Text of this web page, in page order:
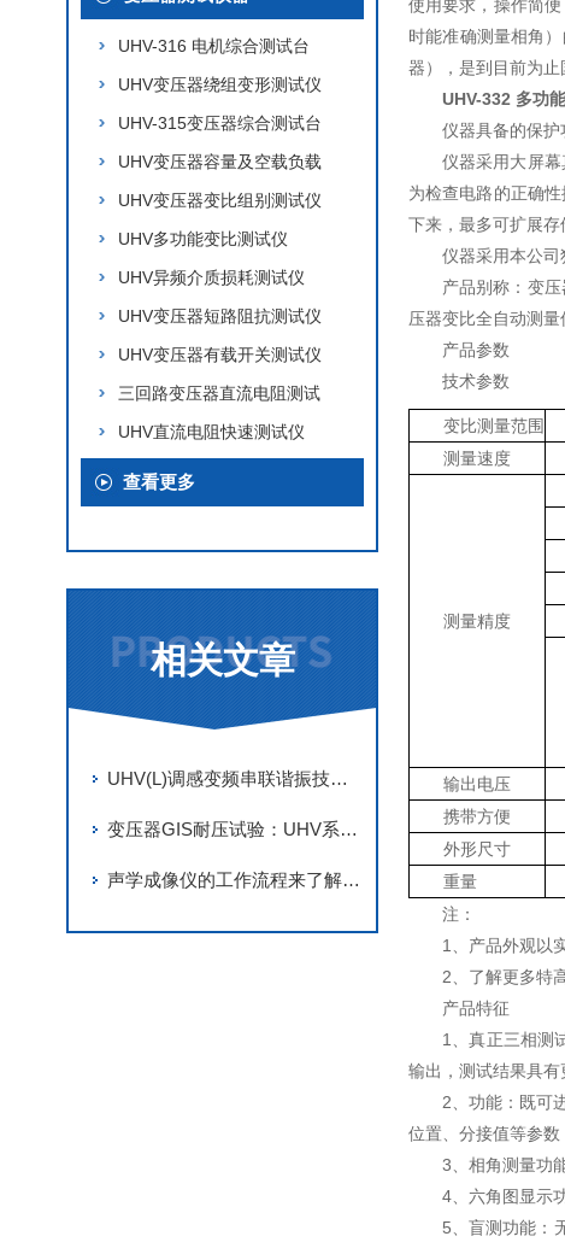
UHV-316 电机综合测试台
UHV变压器绕组变形测试仪
UHV-315变压器综合测试台
UHV变压器容量及空载负载
UHV变压器变比组别测试仪
UHV多功能变比测试仪
UHV异频介质损耗测试仪
UHV变压器短路阻抗测试仪
UHV变压器有载开关测试仪
三回路变压器直流电阻测试
UHV直流电阻快速测试仪
查看更多
相关文章
UHV(L)调感变频串联谐振技术解析
变压器GIS耐压试验：UHV系列串联谐振装置的操作流程与防护要点
声学成像仪的工作流程来了解下！
使用要求，操作简
时能准确测量相角
器），是到目前为止
UHV-332 多功
仪器具备的保护
仪器采用大屏
为检查电路的正确
下来，最多可扩展
仪器采用本公司
产品别称：变
压器变比全自动测
产品参数
技术参数
变比测量范围
测量速度
测量精度
输出电压
携带方便
外形尺寸
重量
注：
1、产品外观以
2、了解更多特
产品特征
1、真正三相测
输出，测试结果具有
2、功能：既可
位置、分接值等参数
3、相角测量功
4、六角图显示
5、盲测功能：